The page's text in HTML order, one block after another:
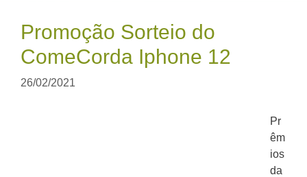
Promoção Sorteio do
ComeCorda Iphone 12
26/02/2021
Pr
êm
ios
da